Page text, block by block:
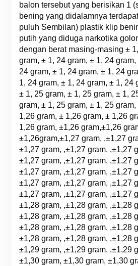
balon tersebut yang berisikan 1
bening yang didalamnya
puluh Sembilan) plastik klip
putih yang diduga narkotika
dengan berat masing-masing ±
gram, ± 1, 24 gram, ± 1, 24
24 gram, ± 1, 24 gram, ± 1, 24
1, 24 gram, ± 1, 24 gram, ± 1, 24
± 1, 25 gram, ± 1, 25 gram, ± 1,
gram, ± 1, 25 gram, ± 1, 25
1,26 gram, ± 1,26 gram, ± 1,26
1,26 gram, ±1,26 gram,±1,26
±1,26gram,±1,27 gram, ,±1,27
±1,27 gram, ,±1,27 gram, ,±1,27
±1,27 gram, ,±1,27 gram, ,±1,27
±1,27 gram, ,±1,27 gram, ,±1,27
±1,27 gram, ,±1,27 gram, ,±1,27
±1,27 gram, ,±1,27 gram, ,±1,27
±1,28 gram, ,±1,28 gram, ,±1,28
±1,28 gram, ,±1,28 gram, ,±1,28
±1,28 gram, ,±1,28 gram, ,±1,28
±1,28 gram, ,±1,28 gram, ,±1,28
±1,29 gram, ,±1,29 gram, ,±1,29
±1,30 gram, ±1,30 gram, ±1,30